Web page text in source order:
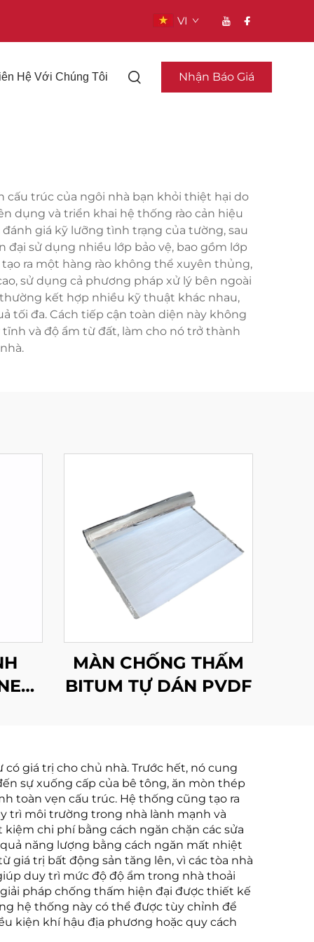
VI
Hệ Với Chúng Tôi Nhận Báo Giá
trúc của ngôi nhà bạn khỏi thiệt hại do
dụng và triển khai hệ thống rào cản hiệu
giá kỹ lưỡng tình trạng của tường, sau
sử dụng nhiều lớp bảo vệ, bao gồm lớp
ra một hàng rào không thể xuyên thủng,
sử dụng cả phương pháp xử lý bên ngoài
kết hợp nhiều kỹ thuật khác nhau,
tối đa. Cách tiếp cận toàn diện này không
và độ ẩm từ đất, làm cho nó trở thành
MÀN CHỐNG THẤM
BITUM TỰ DÁN PVDF
giá trị cho chủ nhà. Trước hết, nó cung
sự xuống cấp của bê tông, ăn mòn thép
toàn vẹn cấu trúc. Hệ thống cũng tạo ra
trì môi trường trong nhà lành mạnh và
chi phí bằng cách ngăn chặn các sửa
năng lượng bằng cách ngăn mất nhiệt
giá trị bất động sản tăng lên, vì các tòa nhà
duy trì mức độ độ ẩm trong nhà thoải
pháp chống thấm hiện đại được thiết kế
hệ thống này có thể được tùy chỉnh để
kiện khí hậu địa phương hoặc quy cách